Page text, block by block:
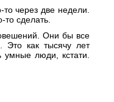
через две недели.
то сделать.
Они бы все
как тысячу лет
умные люди, кстати.